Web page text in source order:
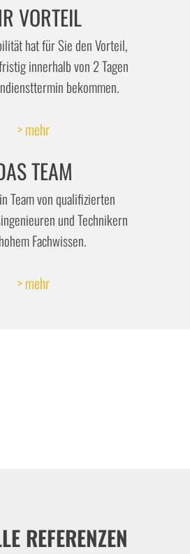
VORTEIL
hat für Sie den Vorteil,
innerhalb von 2 Tagen
bekommen.
> mehr
TEAM
Team von qualifizierten
und Technikern
Fachwissen.
> mehr
REFERENZEN